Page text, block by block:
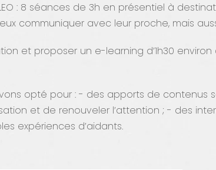
: 8 séances de 3h en présentiel à
communiquer avec leur proche, mais
et proposer un e-learning d’1h30
opté pour : - des apports de
et de renouveler l’attention ; - des
expériences d’aidants.